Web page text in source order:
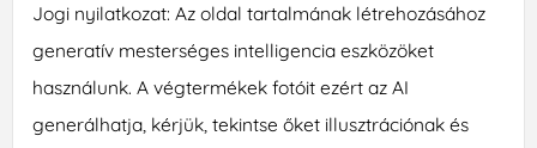
Jogi nyilatkozat: Az oldal tartalmának létrehozásához
generatív mesterséges intelligencia eszközöket
használunk. A végtermékek fotóit ezért az AI
generálhatja, kérjük, tekintse őket illusztrációnak és